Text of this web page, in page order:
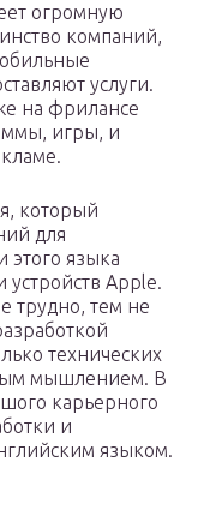
огромную
компаний,
услуги.
на фрилансе
игры, и
который
для
этого языка
устройств Apple.
трудно, тем не
технических
мышлением. В
карьерного
и
языком.